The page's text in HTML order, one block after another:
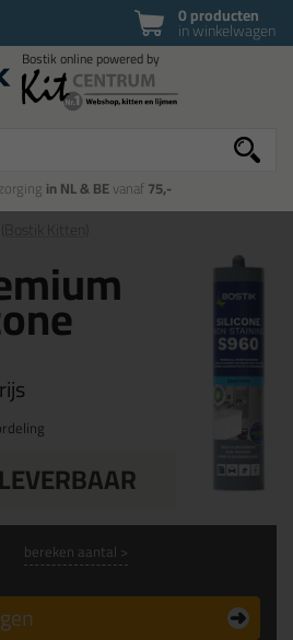
0 producten
in winkelwagen
in NL & BEvanaf75,-
bereken aantal >